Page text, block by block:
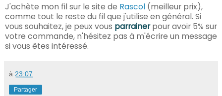
J'achète mon fil sur le site de Rascol (meilleur prix),
comme tout le reste du fil que j'utilise en général. Si
vous souhaitez, je peux vous parrainerpour avoir 5% sur
votre commande, n'hésitez pas à m'écrire un message
si vous êtes intéressé.
à 23:07
Partager